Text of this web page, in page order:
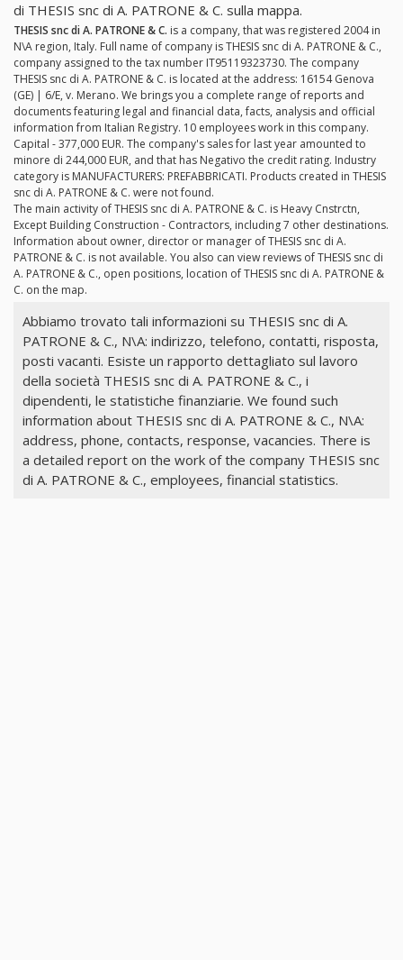
di THESIS snc di A. PATRONE & C. sulla mappa.
THESIS snc di A. PATRONE & C. is a company, that was registered 2004 in
N\A region, Italy. Full name of company is THESIS snc di A. PATRONE & C.,
company assigned to the tax number IT95119323730. The company
THESIS snc di A. PATRONE & C. is located at the address: 16154 Genova
(GE) | 6/E, v. Merano. We brings you a complete range of reports and
documents featuring legal and financial data, facts, analysis and official
information from Italian Registry. 10 employees work in this company.
Capital - 377,000 EUR. The company's sales for last year amounted to
minore di 244,000 EUR, and that has Negativo the credit rating. Industry
category is MANUFACTURERS: PREFABBRICATI. Products created in THESIS
snc di A. PATRONE & C. were not found.
The main activity of THESIS snc di A. PATRONE & C. is Heavy Cnstrctn,
Except Building Construction - Contractors, including 7 other destinations.
Information about owner, director or manager of THESIS snc di A.
PATRONE & C. is not available. You also can view reviews of THESIS snc di
A. PATRONE & C., open positions, location of THESIS snc di A. PATRONE &
C. on the map.
Abbiamo trovato tali informazioni su THESIS snc di A.
PATRONE & C., N\A: indirizzo, telefono, contatti, risposta,
posti vacanti. Esiste un rapporto dettagliato sul lavoro
della società THESIS snc di A. PATRONE & C., i
dipendenti, le statistiche finanziarie. We found such
information about THESIS snc di A. PATRONE & C., N\A:
address, phone, contacts, response, vacancies. There is
a detailed report on the work of the company THESIS snc
di A. PATRONE & C., employees, financial statistics.